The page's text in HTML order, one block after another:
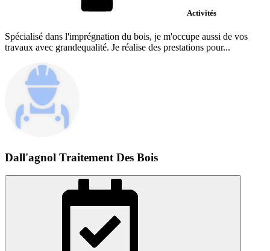
Activités
Spécialisé dans l'imprégnation du bois, je m'occupe aussi de vos
travaux avec grandequalité. Je réalise des prestations pour...
Dall'agnol Traitement Des Bois